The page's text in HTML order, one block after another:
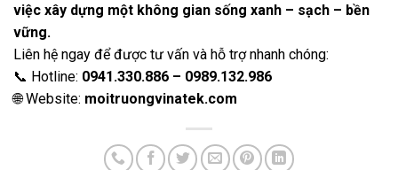
việc xây dựng một không gian sống xanh – sạch – bền
vững.
Liên hệ ngay để được tư vấn và hỗ trợ nhanh chóng:
📞 Hotline: 0941.330.886 – 0989.132.986
🌐 Website: moitruongvinatek.com